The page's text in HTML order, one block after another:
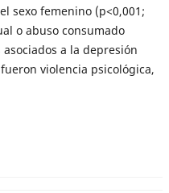
sexo femenino (p<0,001;
o abuso consumado
asociados a la depresión
violencia psicológica,